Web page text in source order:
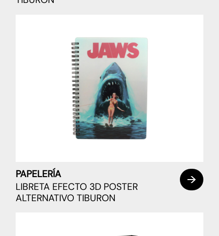
PAPELERÍA
LIBRETA EFECTO 3D POSTER
ALTERNATIVO TIBURON